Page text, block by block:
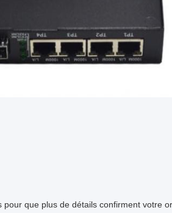
que plus de détails confirment votre